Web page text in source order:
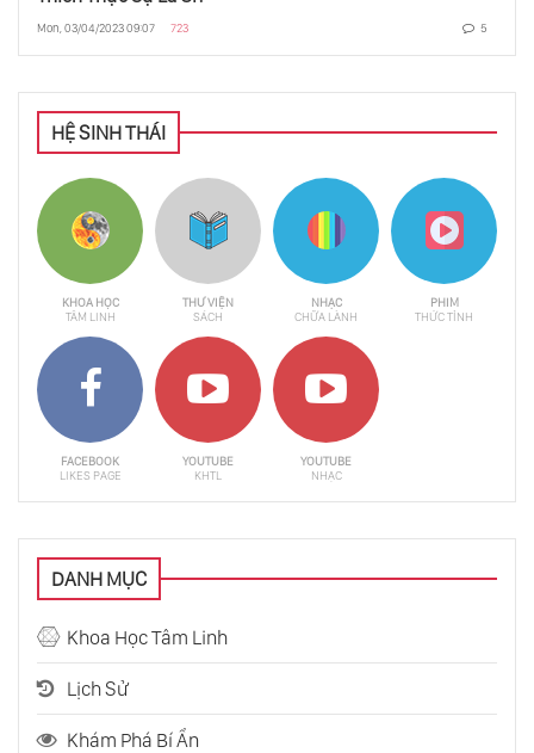
Mon, 03/04/2023 09:07 723 5
HỆ SINH THÁI
KHOA HỌC
TÂM LINH
THƯ VIỆN
SÁCH
NHẠC
CHỮA LÀNH
PHIM
THỨC TỈNH
FACEBOOK
LIKES PAGE
YOUTUBE
KHTL
YOUTUBE
NHẠC
DANH MỤC
Khoa Học Tâm Linh
Lịch Sử
Khám Phá Bí Ẩn